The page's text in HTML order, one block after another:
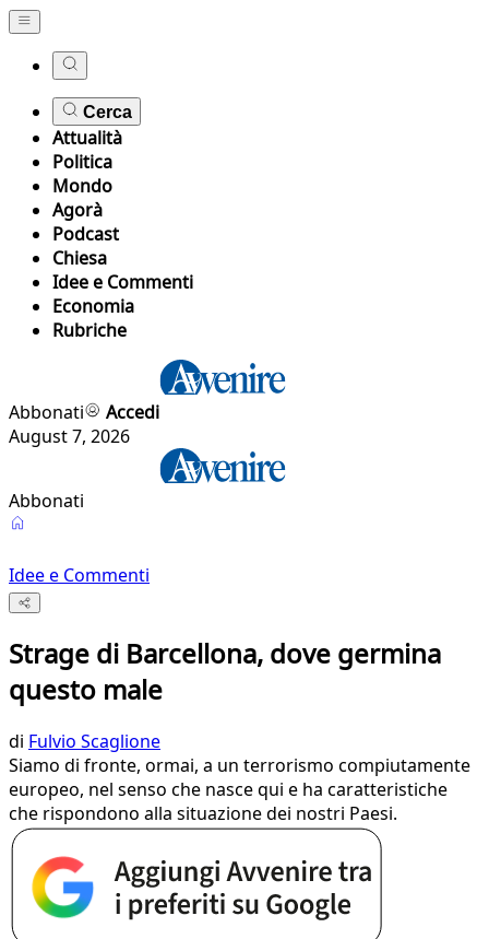
Cerca
Attualità
Politica
Mondo
Agorà
Podcast
Chiesa
Idee e Commenti
Economia
Rubriche
Abbonati
Accedi
August 7, 2026
Abbonati
Idee e Commenti
Strage di Barcellona, dove germina
questo male
di Fulvio Scaglione
Siamo di fronte, ormai, a un terrorismo compiutamente
europeo, nel senso che nasce qui e ha caratteristiche
che rispondono alla situazione dei nostri Paesi.